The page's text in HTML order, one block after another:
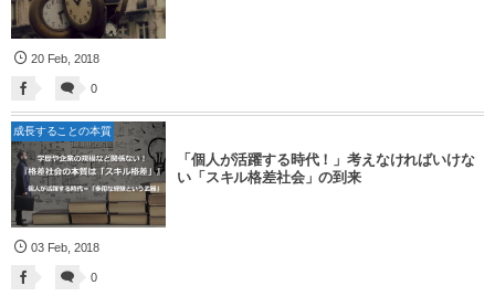
20 Feb 2018
0
成長することの本質
「個人が活躍する時代！」考えなければいけな
い「スキル格差社会」の到来
03 Feb 2018
0